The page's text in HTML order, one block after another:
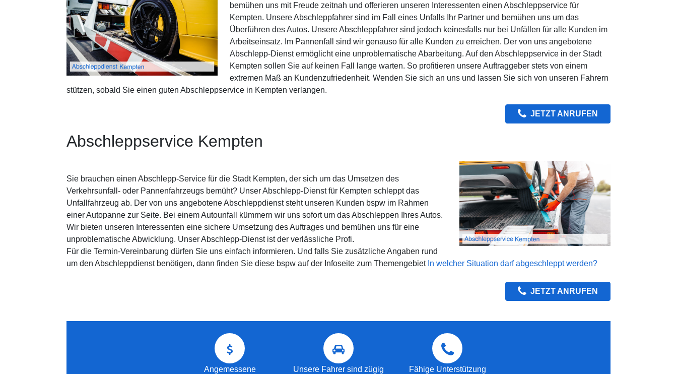
bemühen uns mit Freude zeitnah und offerieren unseren Interessenten einen Abschleppservice für
Kempten. Unsere Abschleppfahrer sind im Fall eines Unfalls Ihr Partner und bemühen uns um das
Überführen des Autos. Unsere Abschleppfahrer sind jedoch keinesfalls nur bei Unfällen für alle Kunden im
Arbeitseinsatz. Im Pannenfall sind wir genauso für alle Kunden zu erreichen. Der von uns angebotene
Abschlepp-Dienst ermöglicht eine unproblematische Abarbeitung. Auf den Abschleppservice in der Stadt
Kempten sollen Sie auf keinen Fall lange warten. So profitieren unsere Auftraggeber stets von einem
extremen Maß an Kundenzufriedenheit. Wenden Sie sich an uns und lassen Sie sich von unseren Fahrern
stützen, sobald Sie einen guten Abschleppservice in Kempten verlangen.
JETZT ANRUFEN
Abschleppservice Kempten
Sie brauchen einen Abschlepp-Service für die Stadt Kempten, der sich um das Umsetzen des
Verkehrsunfall- oder Pannenfahrzeugs bemüht? Unser Abschlepp-Dienst für Kempten schleppt das
Unfallfahrzeug ab. Der von uns angebotene Abschleppdienst steht unseren Kunden bspw im Rahmen
einer Autopanne zur Seite. Bei einem Autounfall kümmern wir uns sofort um das Abschleppen Ihres Autos.
Wir bieten unseren Interessenten eine sichere Umsetzung des Auftrages und bemühen uns für eine
unproblematische Abwicklung. Unser Abschlepp-Dienst ist der verlässliche Profi.
Für die Termin-Vereinbarung dürfen Sie uns einfach informieren. Und falls Sie zusätzliche Angaben rund
um den Abschleppdienst benötigen, dann finden Sie diese bspw auf der Infoseite zum Themengebiet In welcher Situation darf abgeschleppt werden?
JETZT ANRUFEN
Angemessene
Unsere Fahrer sind zügig
Fähige Unterstützung